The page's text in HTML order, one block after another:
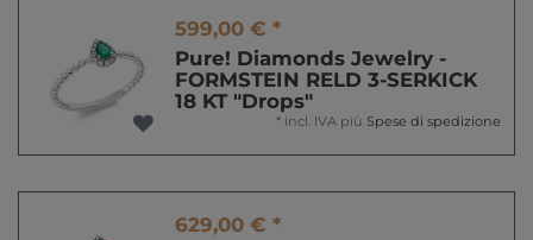
599,00 € *
Pure! Diamonds Jewelry -
FORMSTEIN RELD 3-SERKICK
18 KT "Drops"
* incl. IVA più Spese di spedizione
629,00 € *